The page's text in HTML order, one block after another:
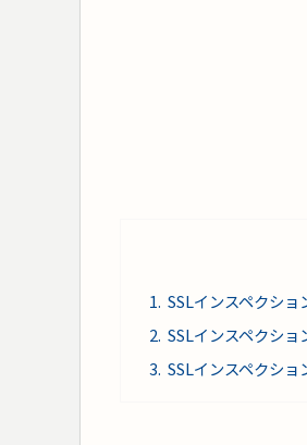
SSLインスペクシ
SSLインスペクシ
SSLインスペクシ